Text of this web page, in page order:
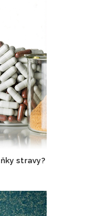
stravy?